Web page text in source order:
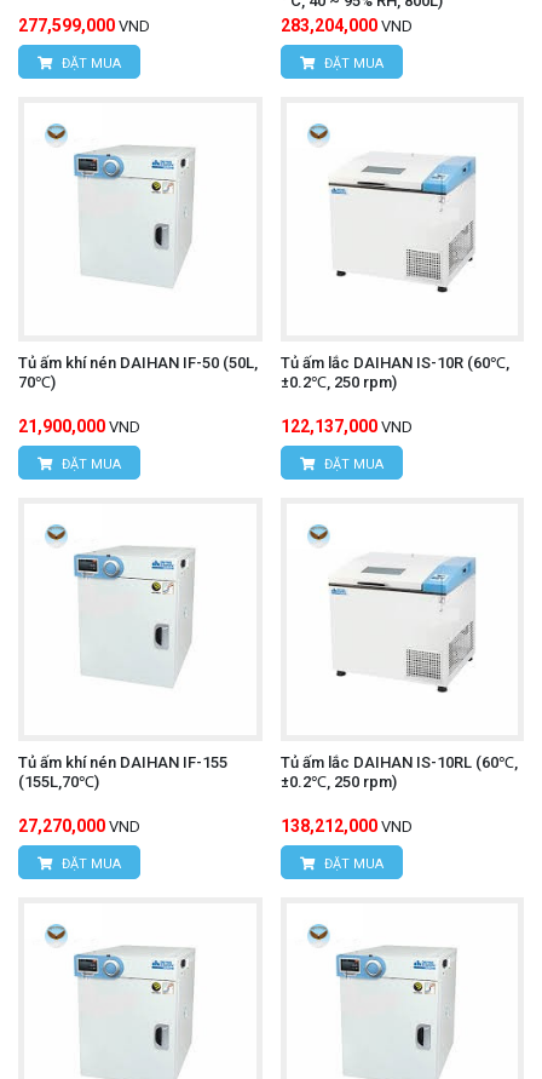
277,599,000 VND
ĐẶT MUA
283,204,000 VND
ĐẶT MUA
Tủ ấm khí nén DAIHAN IF-50 (50L,
70℃)
21,900,000 VND
ĐẶT MUA
Tủ ấm lắc DAIHAN IS-10R (60℃,
±0.2℃, 250 rpm)
122,137,000 VND
ĐẶT MUA
Tủ ấm khí nén DAIHAN IF-155
(155L,70℃)
27,270,000 VND
ĐẶT MUA
Tủ ấm lắc DAIHAN IS-10RL (60℃,
±0.2℃, 250 rpm)
138,212,000 VND
ĐẶT MUA